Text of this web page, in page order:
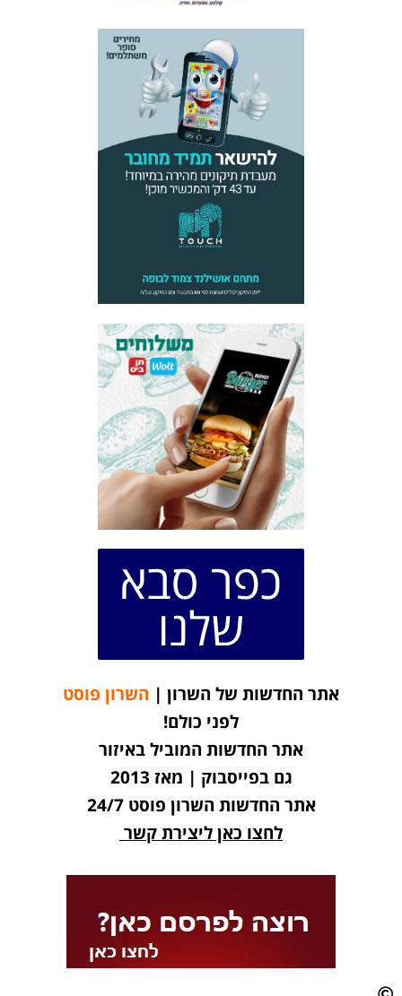
כפר סבא
שלנו
אתר החדשות של השרון | השרון פוסט
לפני כולם!
אתר החדשות המוביל באיזור
גם בפייסבוק | מאז 2013
אתר החדשות השרון פוסט 24/7
לחצו כאן ליצירת קשר